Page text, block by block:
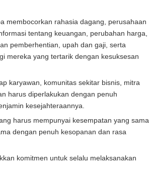
membocorkan rahasia dagang, perusahaan
tentang keuangan, perubahan harga,
pemberhentian, upah dan gaji, serta
mereka yang tertarik dengan kesuksesan
karyawan, komunitas sekitar bisnis, mitra
harus diperlakukan dengan penuh
kesejahteraannya.
harus mempunyai kesempatan yang sama
dengan penuh kesopanan dan rasa
komitmen untuk selalu melaksanakan